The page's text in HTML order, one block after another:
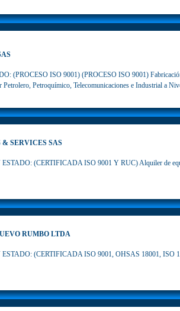
(PROCESO ISO 9001) (PROCESO ISO 9001)
Petrolero, Petroquímico, Telecomunicaciones e Industrial a
& SERVICES SAS
: (CERTIFICADA ISO 9001 Y RUC) Alquiler de
RUMBO LTDA
: (CERTIFICADA ISO 9001, OHSAS 18001, ISO